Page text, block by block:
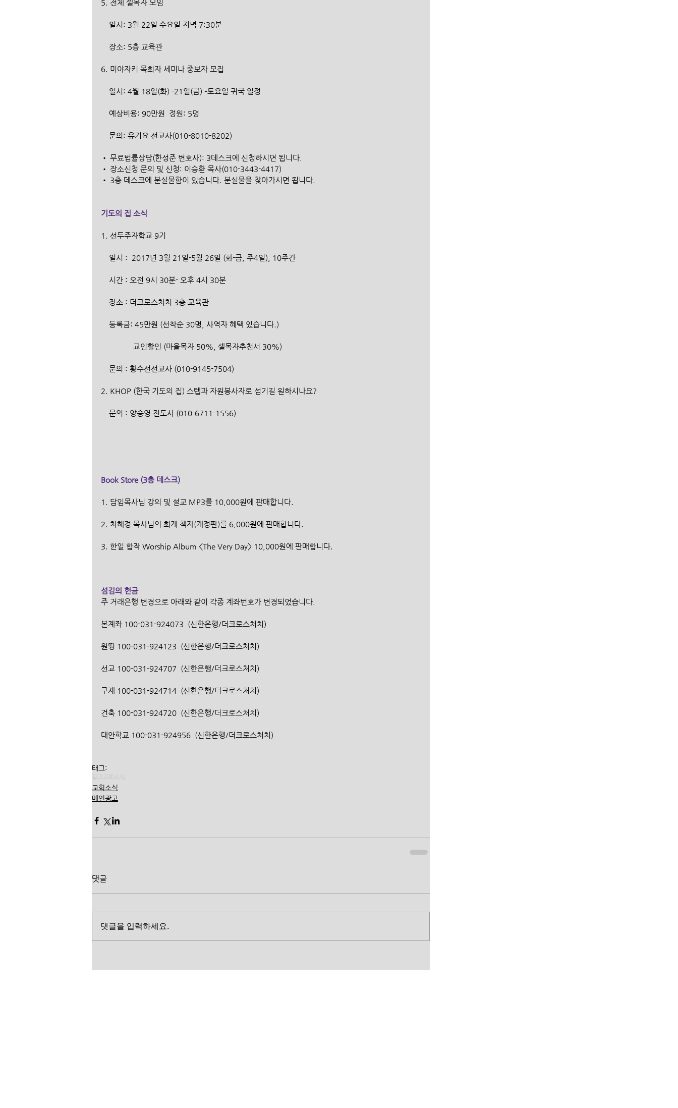
5. 전체 셀목자 모임
    일시: 3월 22일 수요일 저녁 7:30분
    장소: 5층 교육관
6. 미야자키 목회자 세미나 중보자 모집
    일시: 4월 18일(화) -21일(금) –토요일 귀국 일정
    예상비용: 90만원  정원: 5명
    문의: 유키요 선교사(010-8010-8202)
• 무료법률상담(한성준 변호사): 3데스크에 신청하시면 됩니다.
• 장소신청 문의 및 신청: 이승환 목사(010-3443-4417)
• 3층 데스크에 분실물함이 있습니다. 분실물을 찾아가시면 됩니다.
기도의 집 소식
1. 선두주자학교 9기
    일시 :  2017년 3월 21일-5월 26일 (화-금, 주4일), 10주간
    시간 : 오전 9시 30분- 오후 4시 30분
    장소 : 더크로스처치 3층 교육관
    등록금: 45만원 (선착순 30명, 사역자 혜택 있습니다.)
                교인할인 (마을목자 50%, 셀목자추천서 30%)
    문의 : 황수선선교사 (010-9145-7504)
2. KHOP (한국 기도의 집) 스텝과 자원봉사자로 섬기길 원하시나요?
    문의 : 양승영 전도사 (010-6711-1556)
Book Store (3층 데스크)
1. 담임목사님 강의 및 설교 MP3를 10,000원에 판매합니다.
2. 차해경 목사님의 회개 책자(개정판)를 6,000원에 판매합니다.
3. 한일 합작 Worship Album <The Very Day> 10,000원에 판매합니다.
섬김의 헌금
주 거래은행 변경으로 아래와 같이 각종 계좌번호가 변경되었습니다.
본계좌 100-031-924073  (신한은행/더크로스처치)
원띵 100-031-924123  (신한은행/더크로스처치)
선교 100-031-924707  (신한은행/더크로스처치)
구제 100-031-924714  (신한은행/더크로스처치)
건축 100-031-924720  (신한은행/더크로스처치)
대안학교 100-031-924956  (신한은행/더크로스처치)
태그:
교회소식
메인광고
댓글
댓글을 입력하세요.